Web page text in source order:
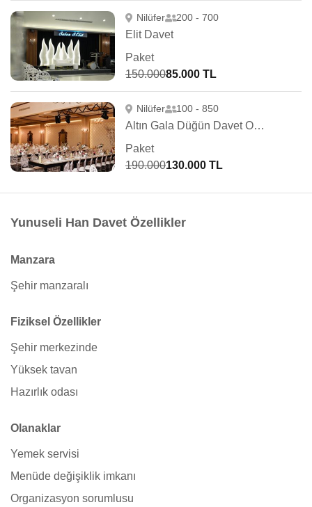
Nilüfer 200 - 700
Elit Davet
Paket
150.00085.000 TL
Nilüfer 100 - 850
Altın Gala Düğün Davet Organizasyon
Paket
190.000130.000 TL
Yunuseli Han Davet Özellikler
Manzara
Şehir manzaralı
Fiziksel Özellikler
Şehir merkezinde
Yüksek tavan
Hazırlık odası
Olanaklar
Yemek servisi
Menüde değişiklik imkanı
Organizasyon sorumlusu